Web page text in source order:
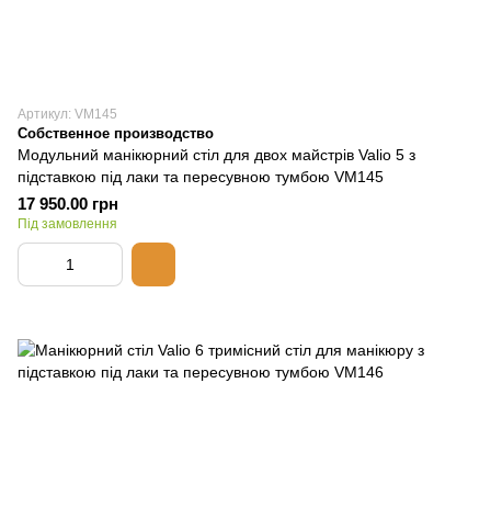
Артикул: VM145
Собственное производство
Модульний манікюрний стіл для двох майстрів Valiо 5 з
підставкою під лаки та пересувною тумбою VM145
17 950.00 грн
Під замовлення